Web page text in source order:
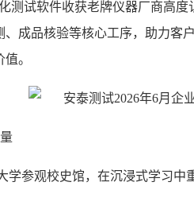
测试软件收获老牌仪器厂商高
成品核验等核心工序，助力客
。
学参观校史馆，在沉浸式学习